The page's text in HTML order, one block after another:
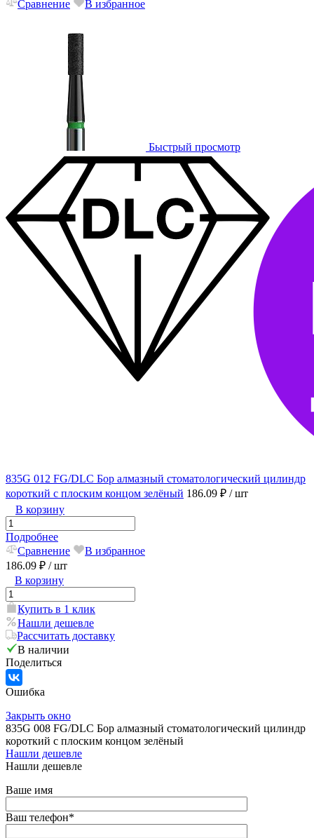
Сравнение В избранное
Быстрый просмотр
835G 012 FG/DLC Бор алмазный стоматологический цилиндр
короткий с плоским концом зелёный 186.09 ₽ / шт
В корзину
Подробнее
Сравнение
В избранное
186.09 ₽ / шт
В корзину
Купить в 1 клик
Нашли дешевле
Рассчитать доставку
В наличии
Поделиться
Ошибка
Закрыть окно
835G 008 FG/DLC Бор алмазный стоматологический цилиндр
короткий с плоским концом зелёный
Нашли дешевле
Нашли дешевле
Ваше имя
Ваш телефон*